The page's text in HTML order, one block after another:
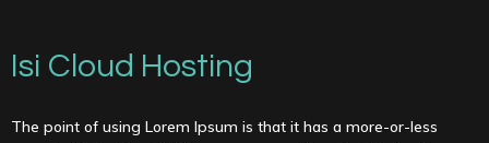
Isi Cloud Hosting
The point of using Lorem Ipsum is that it has a more-or-less